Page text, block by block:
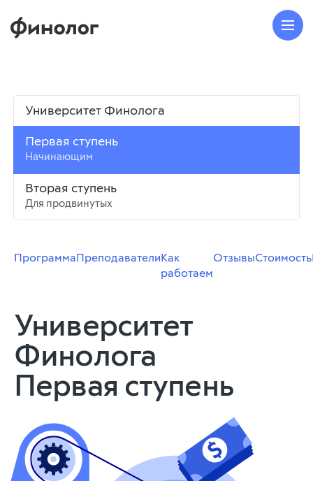
Университет Финолога
Первая ступень
Начинающим
Вторая ступень
Для продвинутых
Программа Преподаватели Как
работаем
ОтзывыСтоимость
Университет
Финолога
Первая ступень